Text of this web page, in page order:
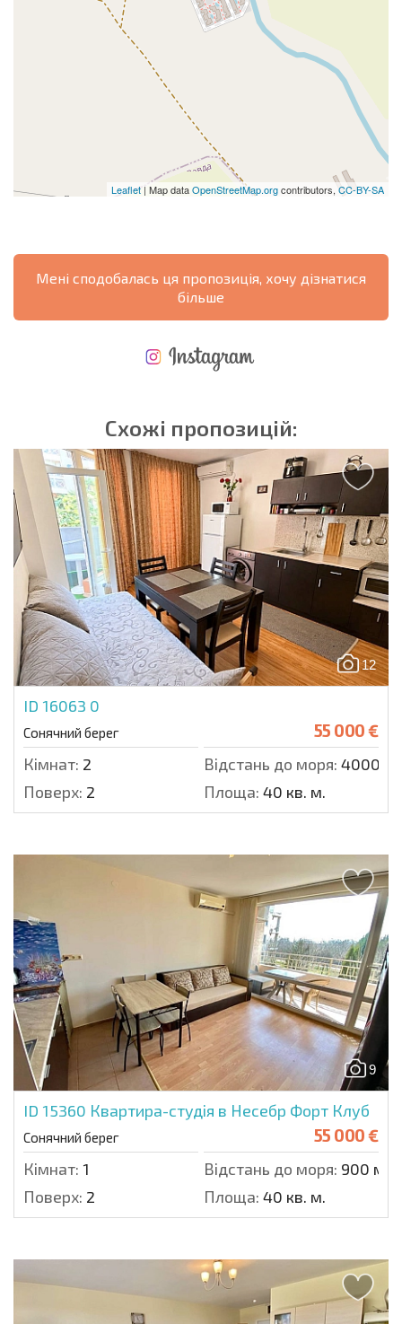
Leaflet | Map dataOpenStreetMap.orgcontributors, CC-BY-SA
Мені сподобалась ця пропозиція, хочу дізнатися
більше
Схожі пропозицій:
12
ID 16063 0
Сонячний берег 55 000 €
Кімнат: 2 Відстань до моря: 4000 м.
Поверх: 2 Площа: 40 кв. м.
9
ID 15360 Квартира-студія в Несебр Форт Клуб
Сонячний берег 55 000 €
Кімнат: 1 Відстань до моря: 900 м.
Поверх: 2 Площа: 40 кв. м.